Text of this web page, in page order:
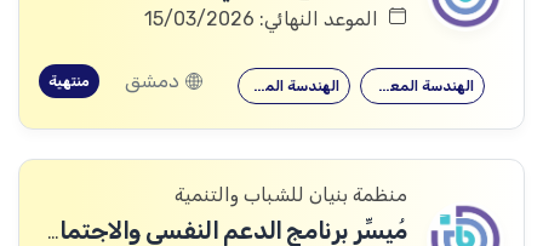
الموعد النهائي: 15/03/2026
الهندسة المدنية الهندسة المعمارية دمشق منتهية
منظمة بنيان للشباب والتنمية
مُيسِّر برنامج الدعم النفسي والاجتماعي